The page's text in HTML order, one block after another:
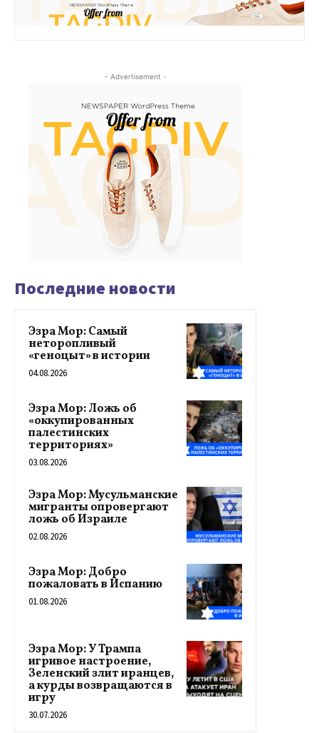
- Advertisement -
Последние новости
Эзра Мор: Самый
неторопливый
«геноцыт» в истории
04.08.2026
Эзра Мор: Ложь об
«оккупированных
палестинских
территориях»
03.08.2026
Эзра Мор: Мусульманские
мигранты опровергают
ложь об Израиле
02.08.2026
Эзра Мор: Добро
пожаловать в Испанию
01.08.2026
Эзра Мор: У Трампа
игривое настроение,
Зеленский злит иранцев,
а курды возвращаются в
игру
30.07.2026